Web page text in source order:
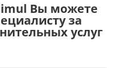
Вы можете
за
услуг